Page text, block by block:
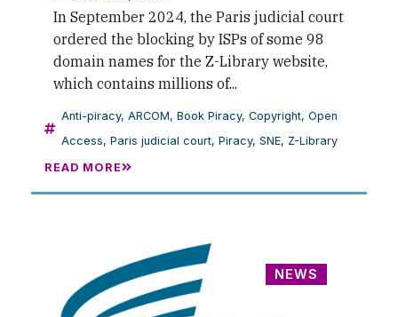
In September 2024, the Paris judicial court
ordered the blocking by ISPs of some 98
domain names for the Z-Library website,
which contains millions of...
Anti-piracy, ARCOM, Book Piracy, Copyright, Open
Access, Paris judicial court, Piracy, SNE, Z-Library
READ MORE
NEWS